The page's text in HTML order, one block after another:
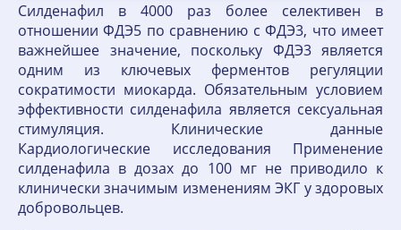
Силденафил в 4000 раз более селективен в
отношении ФДЭ5 по сравнению с ФДЭ3, что имеет
важнейшее значение, поскольку ФДЭ3 является
одним из ключевых ферментов регуляции
сократимости миокарда. Обязательным условием
эффективности силденафила является сексуальная
стимуляция. Клинические данные
Кардиологические исследования Применение
силденафила в дозах до 100 мг не приводило к
клинически значимым изменениям ЭКГ у здоровых
добровольцев.